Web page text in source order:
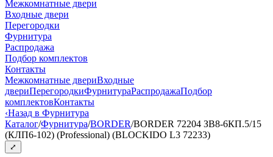
Межкомнатные двери
Входные двери
Перегородки
Фурнитура
Распродажа
Подбор комплектов
Контакты
Межкомнатные двериВходные
двериПерегородкиФурнитураРаспродажаПодбор
комплектовКонтакты
‹Назад в Фурнитура
Каталог/Фурнитура/BORDER/BORDER 72204 ЗВ8-6КП.5/15
(КЛП6-102) (Professional) (BLOCKIDO L3 72233)
⤢